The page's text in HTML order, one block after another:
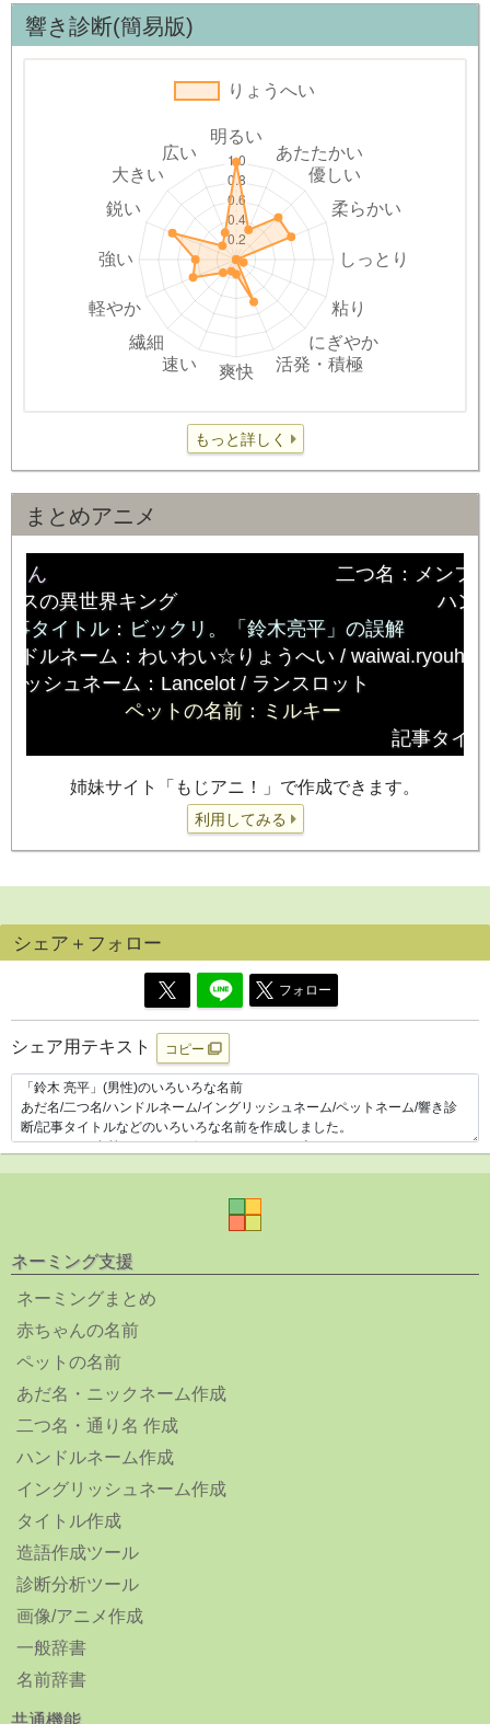
響き診断(簡易版)
もっと詳しく
まとめアニメ
姉妹サイト「もじアニ！」で作成できます。
利用してみる
シェア＋フォロー
フォロー
シェア用テキスト コピー
ネーミング支援
ネーミングまとめ
赤ちゃんの名前
ペットの名前
あだ名・ニックネーム作成
二つ名・通り名 作成
ハンドルネーム作成
イングリッシュネーム作成
タイトル作成
造語作成ツール
診断分析ツール
画像/アニメ作成
一般辞書
名前辞書
共通機能